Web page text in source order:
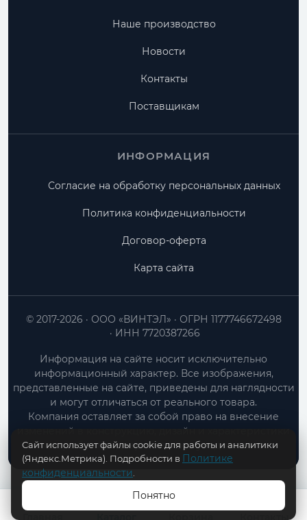
Наше производство
Новости
Контакты
Поставщикам
ИНФОРМАЦИЯ
Согласие на обработку персональных данных
Политика конфиденциальности
Договор-оферта
Карта сайта
ООО «ВИНТЭЛ»
ОГРН 1177746672498
ИНН 7720387266
© 2017-2026
Информация на сайте носит исключительно
информационный характер. Все изображения,
представленные на сайте, приведены для наглядности
и могут отличаться от реального товара.
Компания оставляет за собой право на внесение
изменений в конструкцию, дизайн и характеристики
товара без предварительного уведомления.
Сайт использует файлы cookie для работы и аналитики
(Яндекс.Метрика). Подробности в Политике
конфиденциальности
Понятно
Контакты